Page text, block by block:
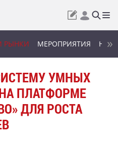
РЫНКИ МЕРОПРИЯТИЯ
УМНЫХ
ПЛАТФОРМЕ
ДЛЯ РОСТА